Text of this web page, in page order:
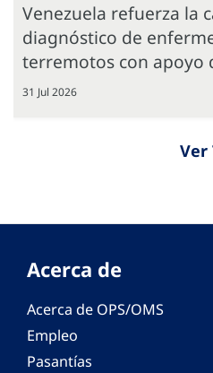
Venezuela refuerza la
diagnóstico de
terremotos con apoyo
31 Jul 2026
Ver
Acerca de
Acerca de OPS/OMS
Empleo
Pasantías